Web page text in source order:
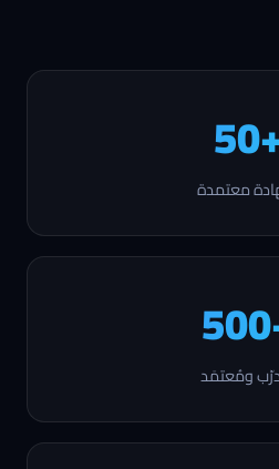
معتمدة
ومُعتمَد